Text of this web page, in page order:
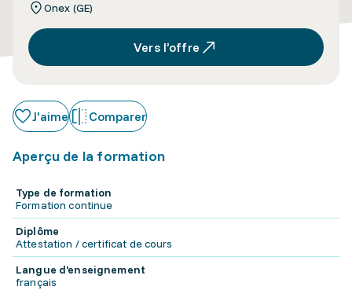
Onex (GE)
Vers l’offre
J'aime Comparer
Aperçu de la formation
Type de formation
Formation continue
Diplôme
Attestation / certificat de cours
Langue d'enseignement
français